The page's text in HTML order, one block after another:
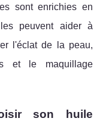
sont enrichies en
peuvent aider à
l'éclat de la peau,
et le maquillage
son huile